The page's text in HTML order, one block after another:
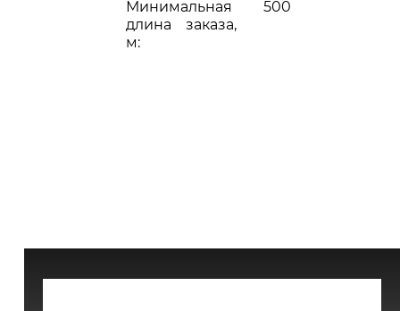
Минимальная
длина заказа,
м:
500